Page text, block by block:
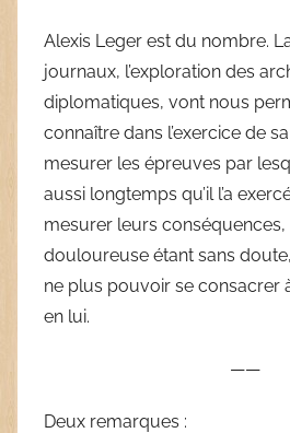
Alexis Leger est du nombre.
journaux, l’exploration des
diplomatiques, vont nous
connaître dans l’exercice de
mesurer les épreuves par
aussi longtemps qu’il l’a
mesurer leurs conséquences,
douloureuse étant sans
ne plus pouvoir se consacrer
en lui.
——
Deux remarques :